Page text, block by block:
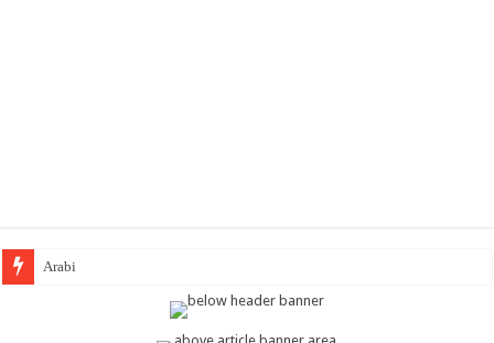
Arabic Thematic I